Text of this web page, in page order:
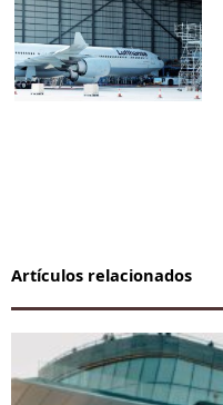
Artículos relacionados